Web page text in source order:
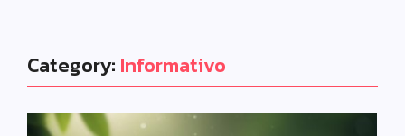
Category: Informativo